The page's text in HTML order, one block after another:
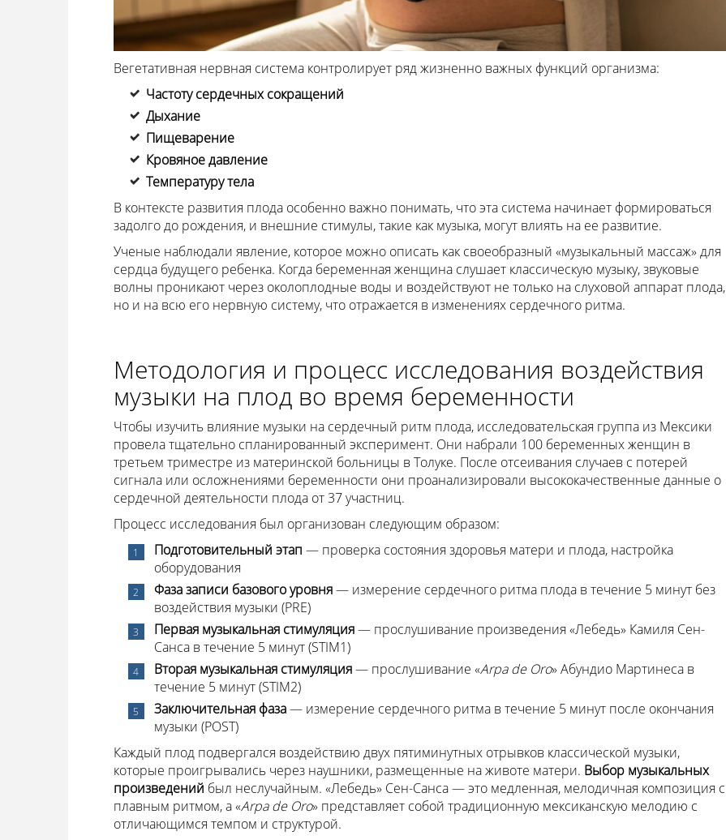
Вегетативная нервная система контролирует ряд жизненно важных функций организма:
Частоту сердечных сокращений
Дыхание
Пищеварение
Кровяное давление
Температуру тела
В контексте развития плода особенно важно понимать, что эта система начинает формироваться
задолго до рождения, и внешние стимулы, такие как музыка, могут влиять на ее развитие.
Ученые наблюдали явление, которое можно описать как своеобразный «музыкальный массаж» для
сердца будущего ребенка. Когда беременная женщина слушает классическую музыку, звуковые
волны проникают через околоплодные воды и воздействуют не только на слуховой аппарат плода,
но и на всю его нервную систему, что отражается в изменениях сердечного ритма.
Методология и процесс исследования воздействия
музыки на плод во время беременности
Чтобы изучить влияние музыки на сердечный ритм плода, исследовательская группа из Мексики
провела тщательно спланированный эксперимент. Они набрали 100 беременных женщин в
третьем триместре из материнской больницы в Толуке. После отсеивания случаев с потерей
сигнала или осложнениями беременности они проанализировали высококачественные данные о
сердечной деятельности плода от 37 участниц.
Процесс исследования был организован следующим образом:
Подготовительный этап — проверка состояния здоровья матери и плода, настройка
оборудования
Фаза записи базового уровня— измерение сердечного ритма плода в течение 5 минут без
воздействия музыки (PRE)
Первая музыкальная стимуляция— прослушивание произведения «Лебедь» Камиля Сен-
Санса в течение 5 минут (STIM1)
Вторая музыкальная стимуляция— прослушивание «Arpa de Oro» Абундио Мартинеса в
течение 5 минут (STIM2)
Заключительная фаза— измерение сердечного ритма в течение 5 минут после окончания
музыки (POST)
Каждый плод подвергался воздействию двух пятиминутных отрывков классической музыки,
которые проигрывались через наушники, размещенные на животе матери. Выбор музыкальных
произведений был неслучайным. «Лебедь» Сен-Санса — это медленная, мелодичная композиция с
плавным ритмом, а «Arpa de Oro» представляет собой традиционную мексиканскую мелодию с
отличающимся темпом и структурой.